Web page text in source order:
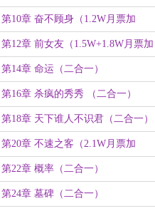
一）
第10章 奋不顾身（1.2W月票加
更！）
第12章 前女友（1.5W+1.8W月票加
更二合一！）
第14章 命运（二合一）
第16章 杀疯的秀秀 （二合一）
第18章 天下谁人不识君（二合一）
第20章 不速之客（2.1W月票加
更！）
第22章 概率（二合一）
第24章 墓碑（二合一）